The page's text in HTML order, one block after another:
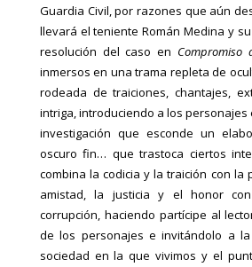
Guardia Civil, por razones que aún
llevará el teniente Román Medina y
resolución del caso en Compromiso
inmersos en una trama repleta de
rodeada de traiciones, chantajes,
intriga, introduciendo a los
investigación que esconde un
oscuro fin… que trastoca ciertos
combina la codicia y la traición con la
amistad, la justicia y el honor
corrupción, haciendo partícipe al
de los personajes e invitándolo a
sociedad en la que vivimos y el